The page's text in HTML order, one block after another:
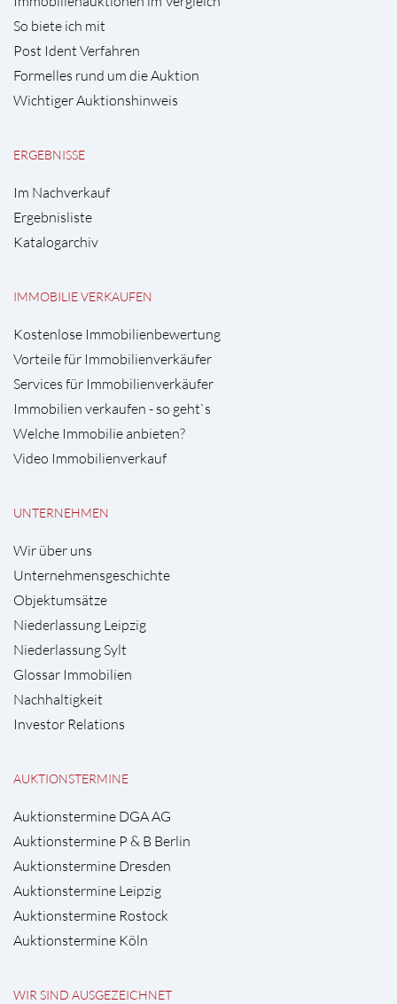
So biete ich mit
Post Ident Verfahren
Formelles rund um die Auktion
Wichtiger Auktionshinweis
ERGEBNISSE
Im Nachverkauf
Ergebnisliste
Katalogarchiv
IMMOBILIE VERKAUFEN
Kostenlose Immobilienbewertung
Vorteile für Immobilienverkäufer
Services für Immobilienverkäufer
Immobilien verkaufen - so geht`s
Welche Immobilie anbieten?
Video Immobilienverkauf
UNTERNEHMEN
Wir über uns
Unternehmensgeschichte
Objektumsätze
Niederlassung Leipzig
Niederlassung Sylt
Glossar Immobilien
Nachhaltigkeit
Investor Relations
AUKTIONSTERMINE
Auktionstermine DGA AG
Auktionstermine P & B Berlin
Auktionstermine Dresden
Auktionstermine Leipzig
Auktionstermine Rostock
Auktionstermine Köln
WIR SIND AUSGEZEICHNET